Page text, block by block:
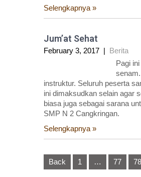
Selengkapnya »
Jum’at Sehat
February 3, 2017 | Berita
Pagi
instruktur. Seluruh peserta
ini dimaksudkan selain agar
biasa juga sebagai sarana
SMP N 2 Cangkringan.
Selengkapnya »
Posts
pagination
Back 1 … 77 78